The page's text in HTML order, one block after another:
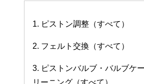
1. ピストン調整（すべて）
2. フェルト交換（すべて）
3. ピストンバルブ・バルブケ
リーニング（すべて）